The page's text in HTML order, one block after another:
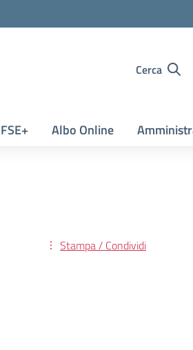
Cerca
FSE+ Albo Online
Stampa / Condividi